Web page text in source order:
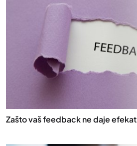
Zašto vaš feedback ne daje efekat